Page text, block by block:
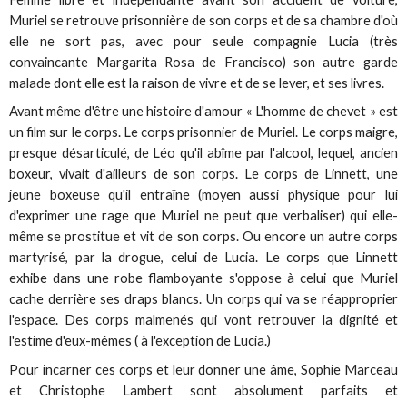
Muriel se retrouve prisonnière de son corps et de sa chambre d'où
elle ne sort pas, avec pour seule compagnie Lucia (très
convaincante Margarita Rosa de Francisco) son autre garde
malade dont elle est la raison de vivre et de se lever, et ses livres.
Avant même d'être une histoire d'amour « L'homme de chevet » est
un film sur le corps. Le corps prisonnier de Muriel. Le corps maigre,
presque désarticulé, de Léo qu'il abîme par l'alcool, lequel, ancien
boxeur, vivait d'ailleurs de son corps. Le corps de Linnett, une
jeune boxeuse qu'il entraîne (moyen aussi physique pour lui
d'exprimer une rage que Muriel ne peut que verbaliser) qui elle-
même se prostitue et vit de son corps. Ou encore un autre corps
martyrisé, par la drogue, celui de Lucia. Le corps que Linnett
exhibe dans une robe flamboyante s'oppose à celui que Muriel
cache derrière ses draps blancs. Un corps qui va se réapproprier
l'espace. Des corps malmenés qui vont retrouver la dignité et
l'estime d'eux-mêmes ( à l'exception de Lucia.)
Pour incarner ces corps et leur donner une âme, Sophie Marceau
et Christophe Lambert sont absolument parfaits et